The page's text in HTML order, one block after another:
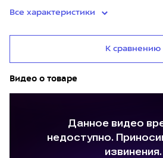
Все характеристики
К сравнению
Видео о товаре